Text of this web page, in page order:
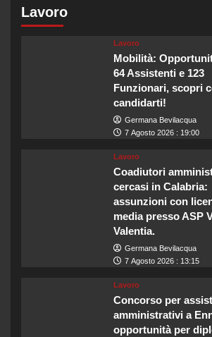
Lavoro
Lavoro
Mobilità:
64 Assistenti e 123
Funzionari, scopri
candidarti!
Germana Bevilacqua
7 Agosto 2026 : 19:00
Lavoro
Coadiutori
cercasi in Calabria:
assunzioni con
media presso ASP
Valentia.
Germana Bevilacqua
7 Agosto 2026 : 13:15
Lavoro
Concorso per
amministrativi a
opportunità per